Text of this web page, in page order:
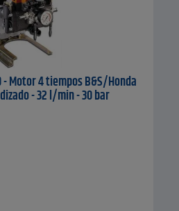
- Motor 4 tiempos B&S/Honda
- 32 l/min - 30 bar